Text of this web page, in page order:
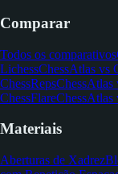
Comparar
Todos os comparativos
LichessChessAtlas vs
ChessRepsChessAtlas
ChessFlareChessAtlas
Materiais
Aberturas de Xadrez